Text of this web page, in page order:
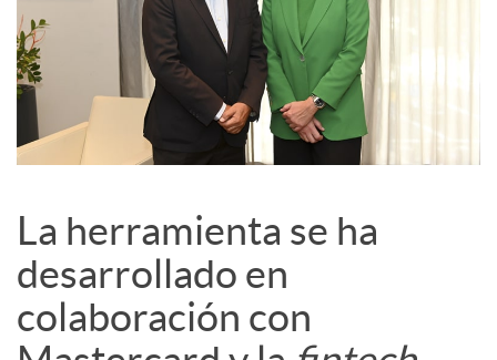
La herramienta se ha
desarrollado en
colaboración con